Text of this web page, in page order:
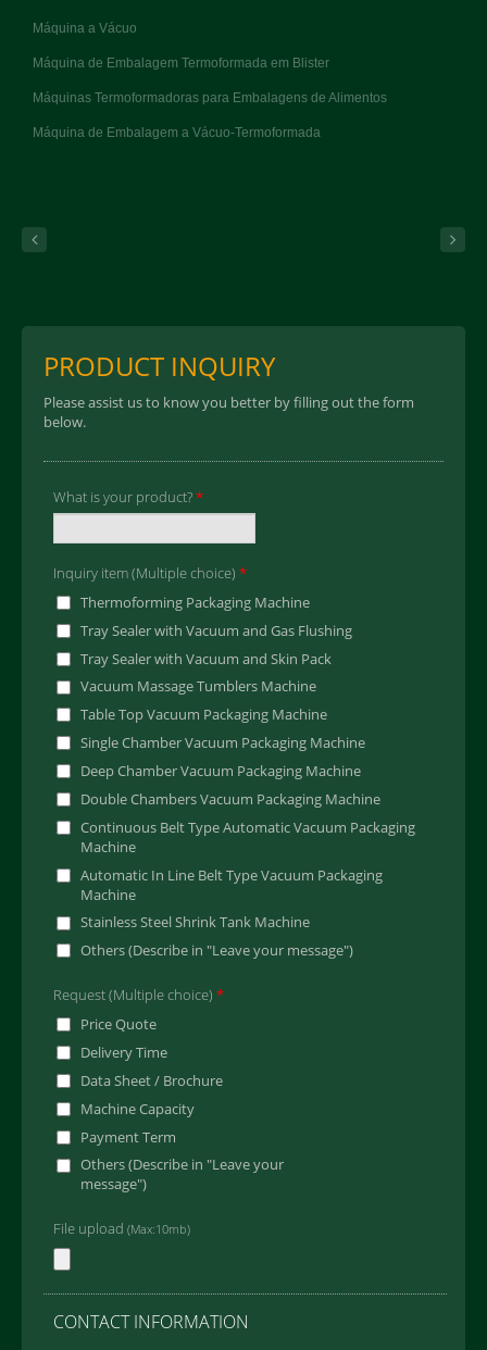
Máquina a Vácuo
Máquina de Embalagem Termoformada em Blister
Máquinas Termoformadoras para Embalagens de Alimentos
Máquina de Embalagem a Vácuo-Termoformada